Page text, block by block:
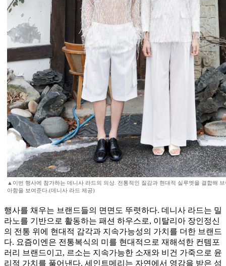
▲이번 행사에 참가하는 데니사 라드의 의상. 전통적인 질감과 현대적 실루엣을 결합해
아함을 보여준다.(데니사 라드 제공)
행사를 채우는 브랜드들의 면면도 뚜렷하다. 데니사 라드는 밀
라노를 기반으로 활동하는 패션 하우스로, 이탈리아 장인정신
의 전통 위에 현대적 감각과 지속가능성의 가치를 더한 브랜드
다. 요즘이엔은 전통복식의 미를 현대적으로 재해석한 컨템포
러리 브랜드이고, 르소는 지속가능한 소재와 비건 가죽으로 윤
리적 가치를 풀어낸다. 세인트메리는 자연에서 영감을 받은 섬